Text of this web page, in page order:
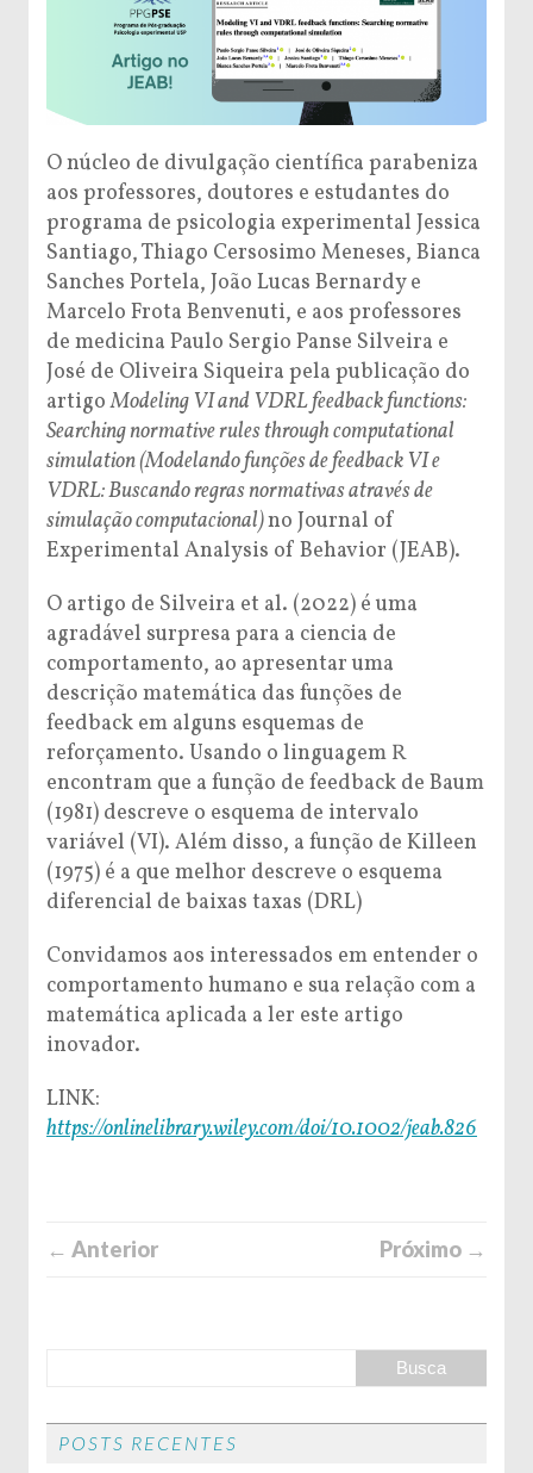
O núcleo de divulgação científica parabeniza
aos professores, doutores e estudantes do
programa de psicologia experimental Jessica
Santiago, Thiago Cersosimo Meneses, Bianca
Sanches Portela, João Lucas Bernardy e
Marcelo Frota Benvenuti, e aos professores
de medicina Paulo Sergio Panse Silveira e
José de Oliveira Siqueira pela publicação do
artigoModeling VI and VDRL feedback functions:
Searching normative rules through computational
simulation (Modelando funções de feedback VI e
VDRL: Buscando regras normativas através de
simulação computacional)no Journal of
Experimental Analysis of Behavior (JEAB).
O artigo de Silveira et al. (2022) é uma
agradável surpresa para a ciencia de
comportamento, ao apresentar uma
descrição matemática das funções de
feedback em alguns esquemas de
reforçamento. Usando o linguagem R
encontram que a função de feedback de Baum
(1981) descreve o esquema de intervalo
variável (VI). Além disso, a função de Killeen
(1975) é a que melhor descreve o esquema
diferencial de baixas taxas (DRL)
Convidamos aos interessados ​​em entender o
comportamento humano e sua relação com a
matemática aplicada a ler este artigo
inovador.
LINK:
https://onlinelibrary.wiley.com/doi/10.1002/jeab.826
← Anterior Próximo →
POSTS RECENTES